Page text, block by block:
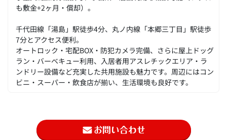
も敷金+2ヶ月・償却）。
千代田線「湯島」駅徒歩4分、丸ノ内線「本郷三丁目」駅徒歩
7分とアクセス便利。
オートロック・宅配BOX・防犯カメラ完備、さらに屋上ドッグ
ラン・バーベキュー利用、入居者用アスレチックエリア・ラ
ンドリー設備など充実した共用施設も魅力です。周辺にはコン
ビニ・スーパー・飲食店が揃い、生活環境も良好です。